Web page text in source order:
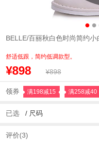
BELLE/百丽秋白色时尚简约
舒适低跟，简约低调款型。
¥898 ¥898
领券 满198减15 满258减40
已选 / 尺码
评价(3)